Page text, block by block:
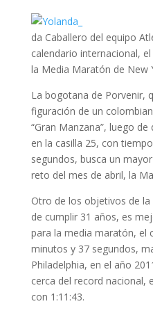
da Caballero del equipo
calendario internacional,
la Media Maratón de New
La bogotana de Porvenir,
figuración de un
“Gran Manzana”, luego
en la casilla 25, con
segundos, busca un
reto del mes de abril, la
Otro de los objetivos de
de cumplir 31 años, es
para la media maratón, el
minutos y 37 segundos,
Philadelphia, en el año
cerca del record nacional,
con 1:11:43.